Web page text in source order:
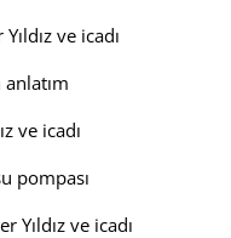
ve icadı
ve icadı
pompası
Yıldız ve icadı